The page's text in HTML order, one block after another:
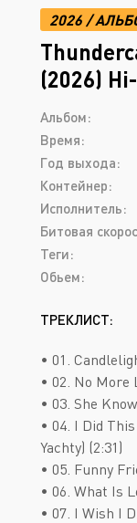
2026 /
(2026)
Альбом:
Время:
Год выхода:
Контейнер:
Исполнитель:
Битовая
Теги:
Обьем:
ТРЕКЛИСТ:
• 01.
• 02. No More
• 03. She
• 04. I Did
Yachty) (2:31)
• 05. Funny
• 06. What Is
• 07. I Wish I